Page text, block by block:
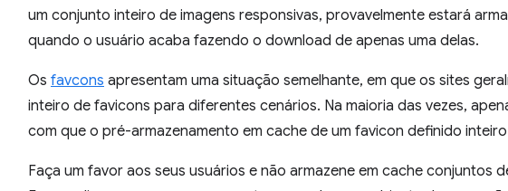
um conjunto inteiro de imagens responsivas, provavelmente estará
quando o usuário acaba fazendo o download de apenas uma delas.
Os favcons apresentam uma situação semelhante, em que os sites
inteiro de favicons para diferentes cenários. Na maioria das vezes,
com que o pré-armazenamento em cache de um favicon definido
Faça um favor aos seus usuários e não armazene em cache conjuntos